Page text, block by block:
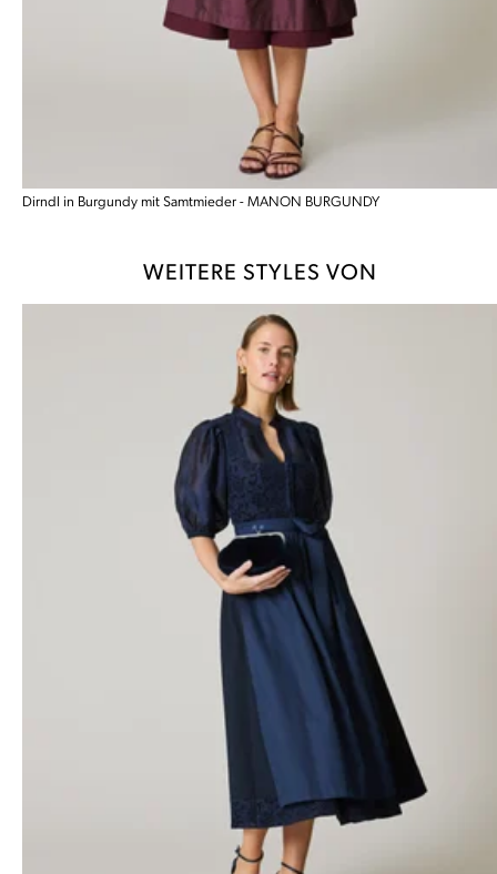
Dirndl in Burgundy mit Samtmieder - MANON BURGUNDY
WEITERE STYLES VON